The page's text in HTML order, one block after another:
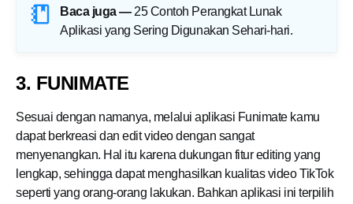
Baca juga — 25 Contoh Perangkat Lunak
Aplikasi yang Sering Digunakan Sehari-hari.
3. FUNIMATE
Sesuai dengan namanya, melalui aplikasi Funimate kamu
dapat berkreasi dan edit video dengan sangat
menyenangkan. Hal itu karena dukungan fitur editing yang
lengkap, sehingga dapat menghasilkan kualitas video TikTok
seperti yang orang-orang lakukan. Bahkan aplikasi ini terpilih